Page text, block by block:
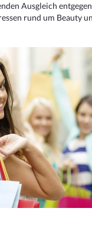
Ausgleich
rund um Beauty